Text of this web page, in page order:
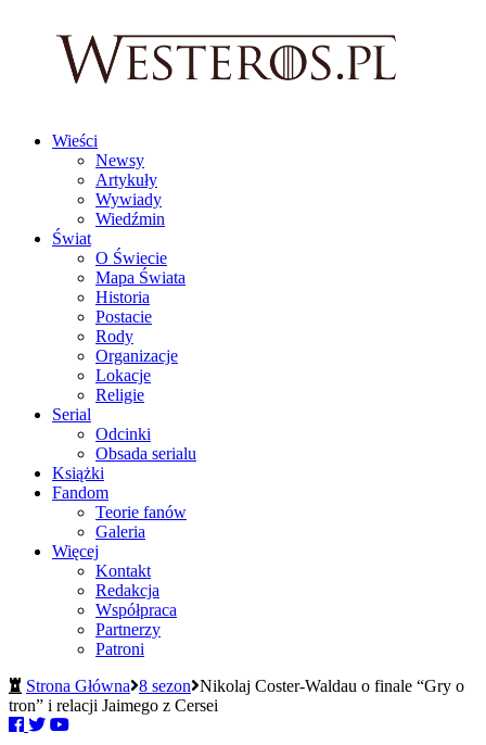
Wieści
Newsy
Artykuły
Wywiady
Wiedźmin
Świat
O Świecie
Mapa Świata
Historia
Postacie
Rody
Organizacje
Lokacje
Religie
Serial
Odcinki
Obsada serialu
Książki
Fandom
Teorie fanów
Galeria
Więcej
Kontakt
Redakcja
Współpraca
Partnerzy
Patroni
Strona Główna 8 sezon Nikolaj Coster-Waldau o finale “Gry o
tron” i relacji Jaimego z Cersei